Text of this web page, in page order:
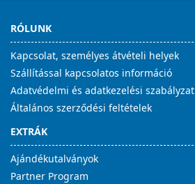
RÓLUNK
Kapcsolat, személyes átvételi helyek
Szállítással kapcsolatos információ
Adatvédelmi és adatkezelési szabályzat
Általános szerződési feltételek
EXTRÁK
Ajándékutalványok
Partner Program